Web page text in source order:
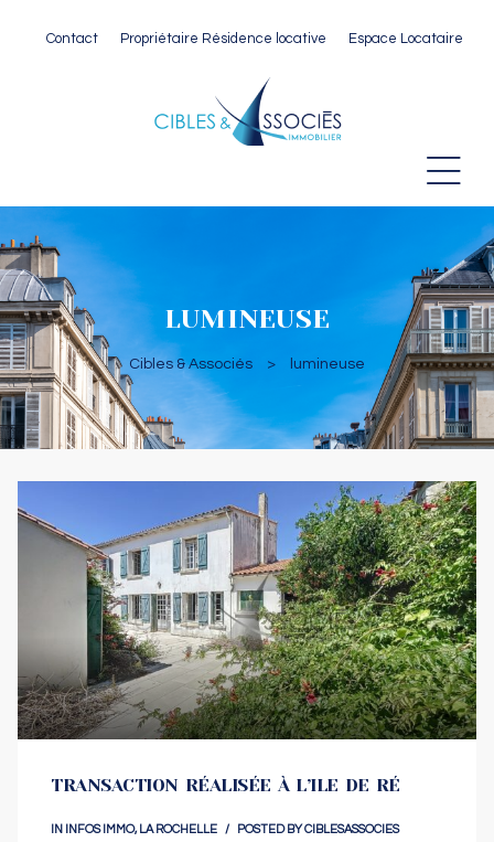
Contact Propriétaire Résidence locative Espace Locataire
LUMINEUSE
Cibles & Associés > lumineuse
TRANSACTION RÉALISÉE À L’ILE DE RÉ
IN INFOS IMMO, LA ROCHELLE POSTED BYCIBLESASSOCIES